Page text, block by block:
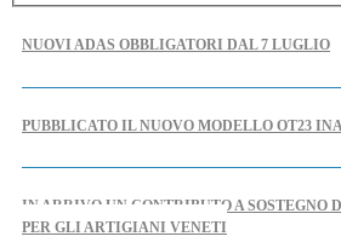
NUOVI ADAS OBBLIGATORI DAL 7 LUGLIO
PUBBLICATO IL NUOVO MODELLO OT23
IN ARRIVO UN CONTRIBUTO A SOSTEGNO
PER GLI ARTIGIANI VENETI